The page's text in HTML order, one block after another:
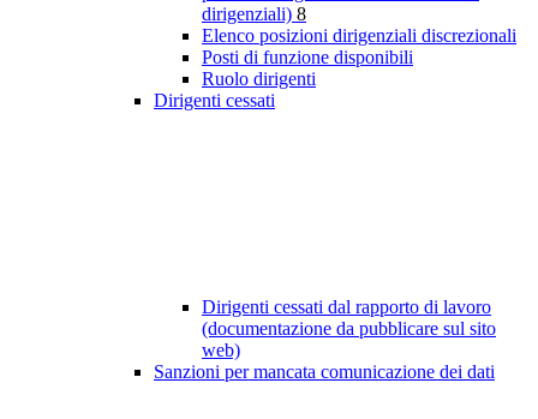
dirigenziali) 8
Elenco posizioni dirigenziali discrezionali
Posti di funzione disponibili
Ruolo dirigenti
Dirigenti cessati
Dirigenti cessati dal rapporto di lavoro
(documentazione da pubblicare sul sito
web)
Sanzioni per mancata comunicazione dei dati